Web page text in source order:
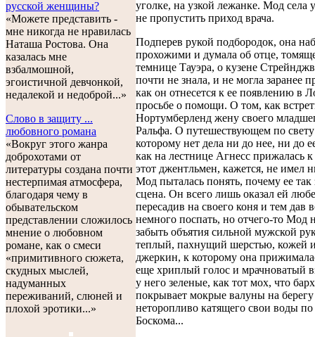
русской женщины?
«Можете представить -
мне никогда не нравилась
Наташа Ростова. Она
казалась мне
взбалмошной,
эгоистичной девчонкой,
недалекой и недоброй...»
Слово в защиту ...
любовного романа
«Вокруг этого жанра
доброхотами от
литературы создана почти
нестерпимая атмосфера,
благодаря чему в
обывательском
представлении сложилось
мнение о любовном
романе, как о смеси
«примитивного сюжета,
скудных мыслей,
надуманных
переживаний, слюней и
плохой эротики...»
уголке, на узкой лежанке. Мод села
не пропустить приход врача.
Подперев рукой подбородок, она
прохожими и думала об отце,
темнице Тауэра, о кузене
почти не знала, и не могла заранее
как он отнесется к ее появлению в
просьбе о помощи. О том, как
Нортумберленд жену своего
Ральфа. О путешествующем по
которому нет дела ни до нее, ни до
как на лестнице Агнесс прижалась
этот джентльмен, кажется, не имел
Мод пыталась понять, почему ее так
сцена. Он всего лишь оказал ей
пересадив на своего коня и тем дав
немного поспать, но отчего-то Мод
забыть объятия сильной мужской
теплый, пахнущий шерстью, кожей
джеркин, к которому она
еще хриплый голос и мрачноватый
у него зеленые, как тот мох, что
покрывает мокрые валуны на
неторопливо катящего свои воды
Боскома...